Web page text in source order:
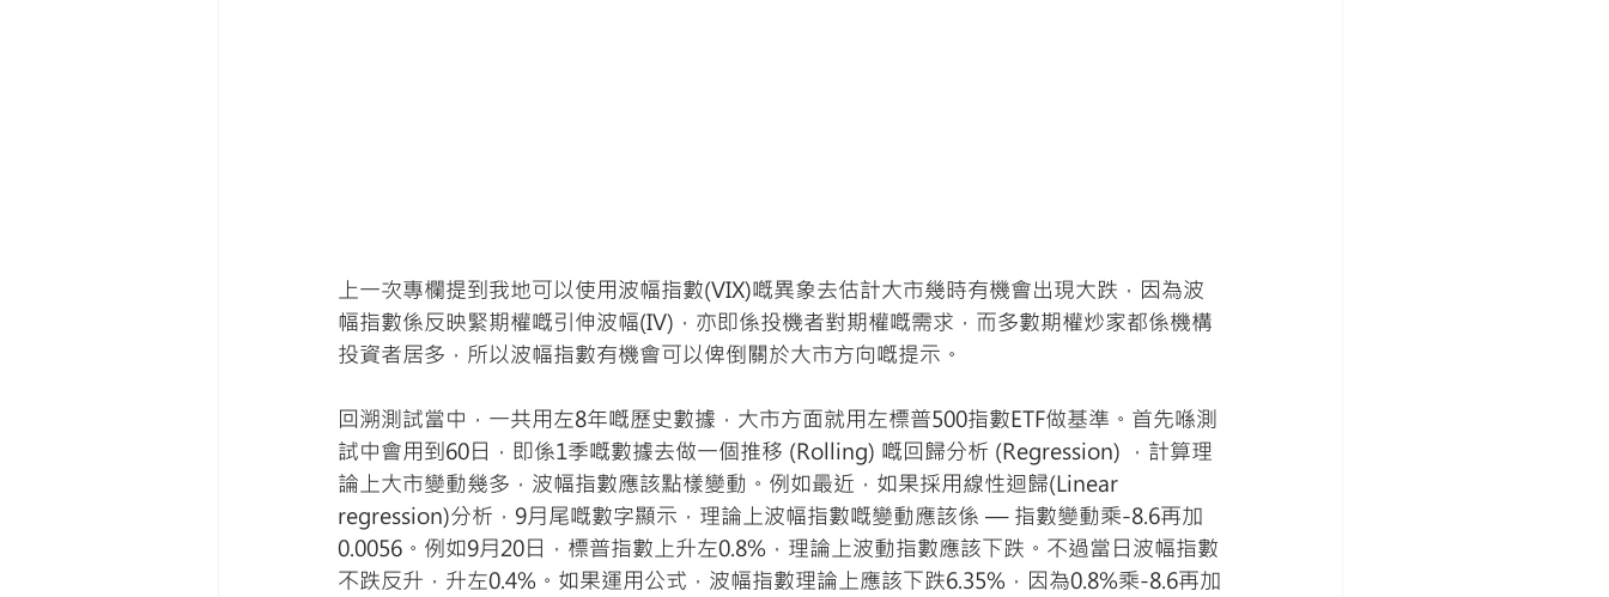
上一次專欄提到我地可以使用波幅指數(VIX)嘅異象去估計大市幾時有機會出現大跌，因為波
幅指數係反映緊期權嘅引伸波幅(IV)，亦即係投機者對期權嘅需求，而多數期權炒家都係機構
投資者居多，所以波幅指數有機會可以俾倒關於大市方向嘅提示。
回溯測試當中，一共用左8年嘅歷史數據，大市方面就用左標普500指數ETF做基準。首先喺測
試中會用到60日，即係1季嘅數據去做一個推移 (Rolling) 嘅回歸分析 (Regression) ，計算理
論上大市變動幾多，波幅指數應該點樣變動。例如最近，如果採用線性迴歸(Linear
regression)分析，9月尾嘅數字顯示，理論上波幅指數嘅變動應該係 — 指數變動乘-8.6再加
0.0056。例如9月20日，標普指數上升左0.8%，理論上波動指數應該下跌。不過當日波幅指數
不跌反升，升左0.4%。如果運用公式，波幅指數理論上應該下跌6.35%，因為0.8%乘-8.6再加